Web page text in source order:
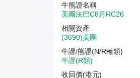
牛熊證名稱
美團法巴C8月RC26
相關資產
(3690)美團
牛證/熊證(N/R種類)
牛證(R類)
收回價(港元)